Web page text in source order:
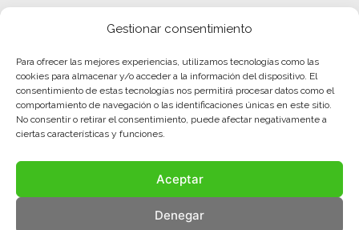
Gestionar consentimiento
Para ofrecer las mejores experiencias, utilizamos tecnologías como las
cookies para almacenar y/o acceder a la información del dispositivo. El
consentimiento de estas tecnologías nos permitirá procesar datos como el
comportamiento de navegación o las identificaciones únicas en este sitio.
No consentir o retirar el consentimiento, puede afectar negativamente a
ciertas características y funciones.
Aceptar
Denegar